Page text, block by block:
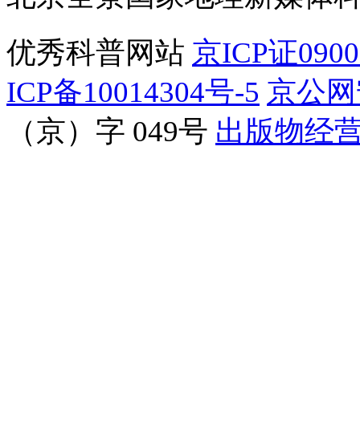
优秀科普网站 京ICP证
ICP备10014304号-5 京公
（京）字 049号 出版物经